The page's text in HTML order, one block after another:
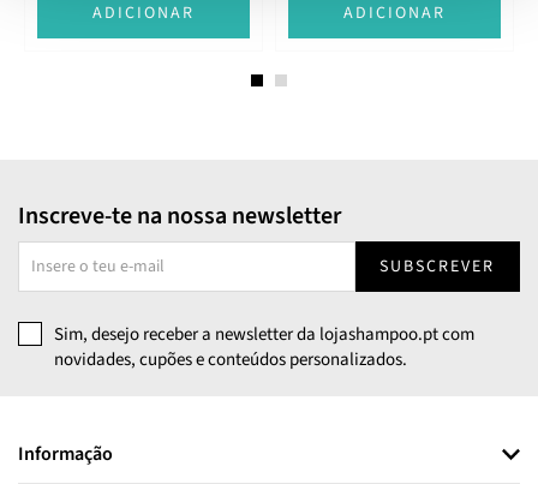
ADICIONAR ADICIONAR
Inscreve-te na nossa newsletter
SUBSCREVER
Sim, desejo receber a newsletter da lojashampoo.pt com
novidades, cupões e conteúdos personalizados.
Informação